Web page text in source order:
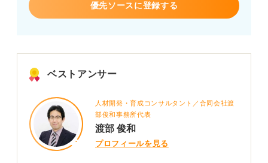
優先ソースに登録する
ベストアンサー
人材開発・育成コンサルタント／合同会社渡
部俊和事務所代表
渡部 俊和
プロフィールを見る